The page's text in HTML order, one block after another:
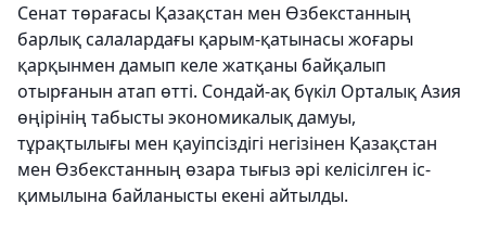
Сенат төрағасы Қазақстан мен Өзбекстанның
барлық салалардағы қарым-қатынасы жоғары
қарқынмен дамып келе жатқаны байқалып
отырғанын атап өтті. Сондай-ақ бүкіл Орталық Азия
өңірінің табысты экономикалық дамуы,
тұрақтылығы мен қауіпсіздігі негізінен Қазақстан
мен Өзбекстанның өзара тығыз әрі келісілген іс-
қимылына байланысты екені айтылды.